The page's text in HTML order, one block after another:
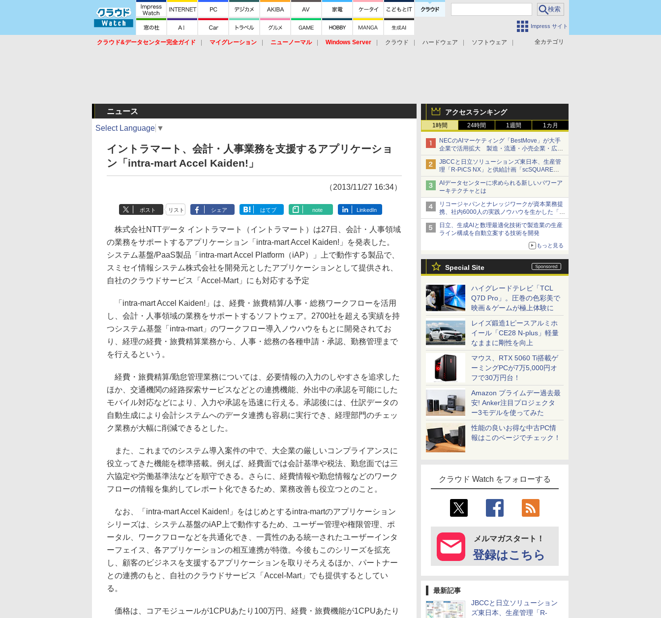
Impress サイト
全カテゴリ
クラウド&データセンター完全ガイド マイグレーション ニューノーマル Windows Server クラウド ハードウェア
ソフトウェア
アクセスランキング
1時間 24時間 1週間 1カ月
NECのAIマーケティング「BestMove」が大手
企業で活用拡大 製造・流通・小売企業・広告
代理店などが実装フェーズへ
JBCCと日立ソリューションズ東日本、生産管
理「R-PiCS NX」と供給計画「scSQUARE
ISP」の連携サービスを提供開始
AIデータセンターに求められる新しいパワーア
ーキテクチャとは
リコージャパンとナレッジワークが資本業務提
携、社内6000人の実践ノウハウを生かした「AI
商談記録 for RICOH」を展開へ
日立、生成AIと数理最適化技術で製造業の生産
ライン構成を自動立案する技術を開発
もっと見る
Special Site
ハイグレードテレビ「TCL
Q7D Pro」。圧巻の色彩美で
映画＆ゲームが極上体験に
レイズ鍛造1ピースアルミホ
イール「CE28 N-plus」軽量
なままに剛性を向上
マウス、RTX 5060 Ti搭載ゲ
ーミングPCが7万5,000円オ
フで30万円台！
Amazon プライムデー過去最
安! Anker注目プロジェクタ
ー3モデルを使ってみた
性能の良いお得な中古PC情
報はこのページでチェック！
クラウド Watch をフォローする
メルマガスタート！
登録はこちら
最新記事
JBCCと日立ソリューション
ズ東日本、生産管理「R-
ニュース
Select Language ▼
イントラマート、会計・人事業務を支援するアプリケーショ
ン「intra-mart Accel Kaiden!」
（2013/11/27 16:34）
ポスト リスト シェア はてブ note LinkedIn
株式会社NTTデータ イントラマート（イントラマート）は27日、会計・人事領域
の業務をサポートするアプリケーション「intra-mart Accel Kaiden!」を発表した。
システム基盤/PaaS製品「intra-mart Accel Platform（iAP）」上で動作する製品で、
スミセイ情報システム株式会社を開発元としたアプリケーションとして提供され、
自社のクラウドサービス「Accel-Mart」にも対応する予定
「intra-mart Accel Kaiden!」は、経費・旅費精算/人事・総務ワークフローを活用
し、会計・人事領域の業務をサポートするソフトウェア。2700社を超える実績を持
つシステム基盤「intra-mart」のワークフロー導入ノウハウをもとに開発されてお
り、経理の経費・旅費精算業務から、人事・総務の各種申請・承認、勤務管理まで
を行えるという。
経費・旅費精算/勤怠管理業務については、必要情報の入力のしやすさを追求した
ほか、交通機関の経路探索サービスなどとの連携機能、外出中の承認を可能にした
モバイル対応などにより、入力や承認を迅速に行える。承認後には、仕訳データの
自動生成により会計システムへのデータ連携も容易に実行でき、経理部門のチェッ
ク業務が大幅に削減できるとした。
また、これまでのシステム導入案件の中で、大企業の厳しいコンプライアンスに
役立ってきた機能を標準搭載。例えば、経費面では会計基準や税法、勤怠面では三
六協定や労働基準法などを順守できる。さらに、経費情報や勤怠情報などのワーク
フローの情報を集約してレポート化できるため、業務改善も役立つとのこと。
なお、「intra-mart Accel Kaiden!」をはじめとするintra-martのアプリケーション
シリーズは、システム基盤のiAP上で動作するため、ユーザー管理や権限管理、ポ
ータル、ワークフローなどを共通化でき、一貫性のある統一されたユーザーインタ
ーフェイス、各アプリケーションの相互連携が特徴。今後もこのシリーズを拡充
し、顧客のビジネスを支援するアプリケーションを取りそろえるほか、パートナー
との連携のもと、自社のクラウドサービス「Accel-Mart」でも提供するとしてい
る。
価格は、コアモジュールが1CPUあたり100万円、経費・旅費機能が1CPUあたり